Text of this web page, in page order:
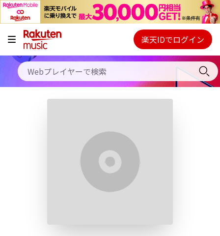
キャンペーン
料金プラン
使い方
Webプレイヤー
ご契約内容の確認・変更
楽天IDでログイン